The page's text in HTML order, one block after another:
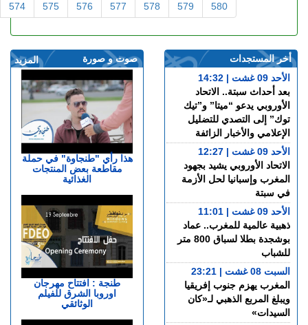
574 575 576 577 578 579 580
المزيد صوت و صورة
هذا رأي "طنجاوة" في حملة
مقاطعة بعض المنتجات
الغذائية
طنجة : افتتاح مهرجان
اوروبا الشرق للفيلم
الوثائقي
أخر المستجدات
الأحد 09 غشت | 14:32
بعد أحداث سبتة.. الاتحاد
الأوروبي يدعو “ميتا” و”تيك
توك” إلى التصدي للتضليل
الإعلامي والأخبار الزائفة
الأحد 09 غشت | 12:27
الاتحاد الأوروبي يشيد بجهود
المغرب وإسبانيا لحل الأزمة
في سبتة
الأحد 09 غشت | 11:01
ذهبية عالمية للمغرب.. عماد
بوشجدة بطلا لسباق 800 متر
للشباب
السبت 08 غشت | 23:21
المغرب يهزم جنوب إفريقيا
ويبلغ المربع الذهبي لـ«كان
السيدات»